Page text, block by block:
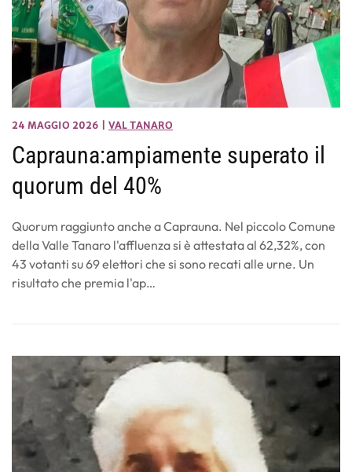
24 MAGGIO 2026 VAL TANARO
Caprauna:ampiamente superato il
quorum del 40%
Quorum raggiunto anche a Caprauna. Nel piccolo Comune
della Valle Tanaro l'affluenza si è attestata al 62,32%, con
43 votanti su 69 elettori che si sono recati alle urne. Un
risultato che premia l'ap…